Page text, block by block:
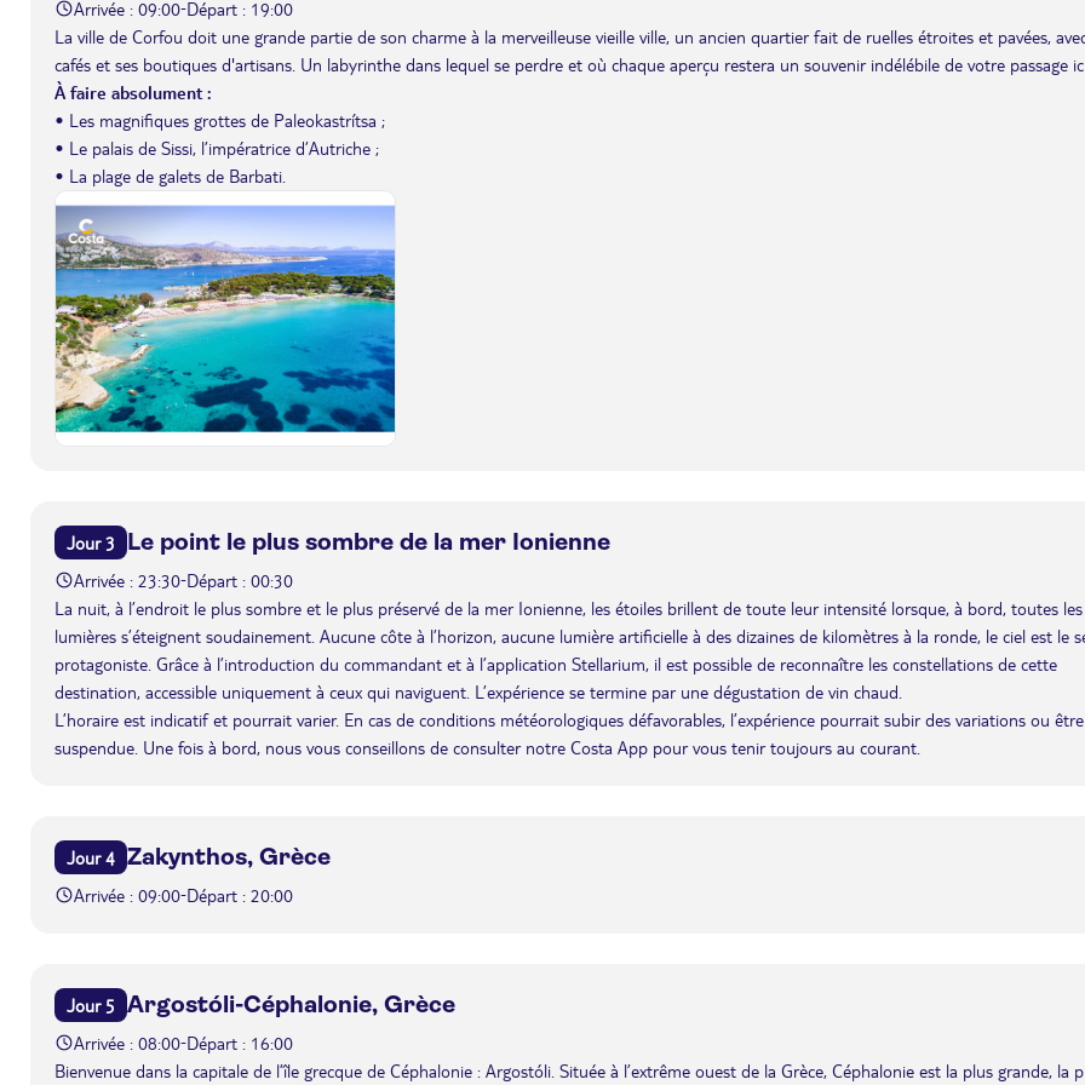
Arrivée : 09:00-Départ : 19:00
La ville de Corfou doit une grande partie de son charme à la merveilleuse vieille ville, un ancien quartier fait de ruelles étroites et pavées,
cafés et ses boutiques d'artisans. Un labyrinthe dans lequel se perdre et où chaque aperçu restera un souvenir indélébile de votre passage
À faire absolument :
• Les magnifiques grottes de Paleokastrítsa ;
• Le palais de Sissi, l’impératrice d’Autriche ;
• La plage de galets de Barbati.
Jour 3 Le point le plus sombre de la mer Ionienne
Arrivée : 23:30-Départ : 00:30
La nuit, à l’endroit le plus sombre et le plus préservé de la mer Ionienne, les étoiles brillent de toute leur intensité lorsque, à bord, toutes les
lumières s’éteignent soudainement. Aucune côte à l’horizon, aucune lumière artificielle à des dizaines de kilomètres à la ronde, le ciel est le
protagoniste. Grâce à l’introduction du commandant et à l’application Stellarium, il est possible de reconnaître les constellations de cette
destination, accessible uniquement à ceux qui naviguent. L’expérience se termine par une dégustation de vin chaud.
L’horaire est indicatif et pourrait varier. En cas de conditions météorologiques défavorables, l’expérience pourrait subir des variations ou être
suspendue. Une fois à bord, nous vous conseillons de consulter notre Costa App pour vous tenir toujours au courant.
Jour 4 Zakynthos, Grèce
Arrivée : 09:00-Départ : 20:00
Jour 5 Argostóli-Céphalonie, Grèce
Arrivée : 08:00-Départ : 16:00
Bienvenue dans la capitale de l’île grecque de Céphalonie : Argostóli. Située à l’extrême ouest de la Grèce, Céphalonie est la plus grande, la